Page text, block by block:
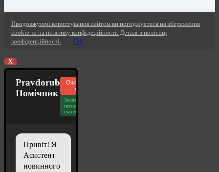
Продовжуючі користування сайтом ви погоджуєтеся на збереження
cookie та на політику конфідеційності. Деталі в політиці
конфіденційності.
Ок
X
Pravdorub
Помічник
Очистити
чат
Залишилось
питань
сьогодні: 20
Привіт! Я
Асистент
новинного